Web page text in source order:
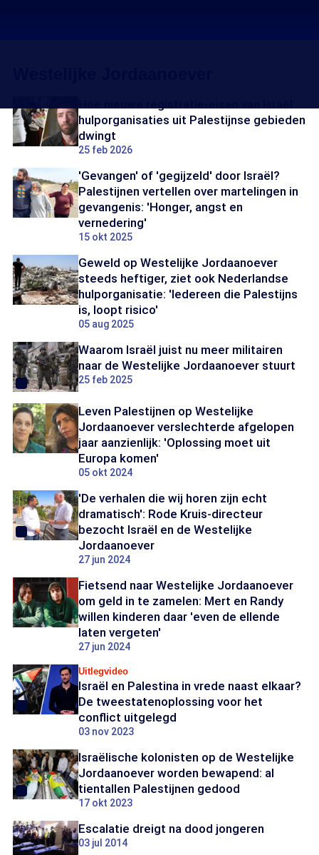
hulporganisaties uit Palestijnse gebieden
dwingt
25 feb 2026
'Gevangen' of 'gegijzeld' door Israël?
Palestijnen vertellen over martelingen in
gevangenis: 'Honger, angst en
vernedering'
15 okt 2025
Geweld op Westelijke Jordaanoever
steeds heftiger, ziet ook Nederlandse
hulporganisatie: 'Iedereen die Palestijns
is, loopt risico'
05 aug 2025
Waarom Israël juist nu meer militairen
naar de Westelijke Jordaanoever stuurt
25 feb 2025
Leven Palestijnen op Westelijke
Jordaanoever verslechterde afgelopen
jaar aanzienlijk: 'Oplossing moet uit
Europa komen'
05 okt 2024
'De verhalen die wij horen zijn echt
dramatisch': Rode Kruis-directeur
bezocht Israël en de Westelijke
Jordaanoever
27 jun 2024
Fietsend naar Westelijke Jordaanoever
om geld in te zamelen: Mert en Randy
willen kinderen daar 'even de ellende
laten vergeten'
27 jun 2024
Uitlegvideo
Israël en Palestina in vrede naast elkaar?
De tweestatenoplossing voor het
conflict uitgelegd
03 nov 2023
Israëlische kolonisten op de Westelijke
Jordaanoever worden bewapend: al
tientallen Palestijnen gedood
17 okt 2023
Escalatie dreigt na dood jongeren
03 jul 2014